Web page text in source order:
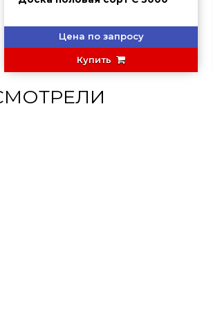
Цена по запросу
Купить